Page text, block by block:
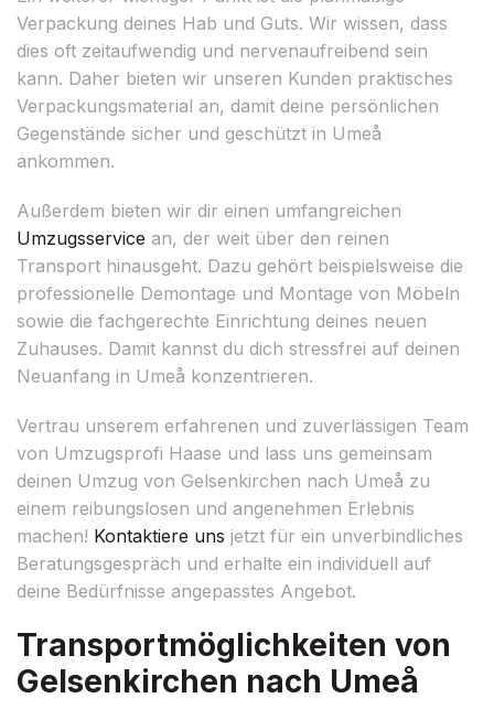
Verpackung deines Hab und Guts. Wir wissen, dass
dies oft zeitaufwendig und nervenaufreibend sein
kann. Daher bieten wir unseren Kunden praktisches
Verpackungsmaterial an, damit deine persönlichen
Gegenstände sicher und geschützt in Umeå
ankommen.
Außerdem bieten wir dir einen umfangreichen
Umzugsservice an, der weit über den reinen
Transport hinausgeht. Dazu gehört beispielsweise die
professionelle Demontage und Montage von Möbeln
sowie die fachgerechte Einrichtung deines neuen
Zuhauses. Damit kannst du dich stressfrei auf deinen
Neuanfang in Umeå konzentrieren.
Vertrau unserem erfahrenen und zuverlässigen Team
von Umzugsprofi Haase und lass uns gemeinsam
deinen Umzug von Gelsenkirchen nach Umeå zu
einem reibungslosen und angenehmen Erlebnis
machen! Kontaktiere uns jetzt für ein unverbindliches
Beratungsgespräch und erhalte ein individuell auf
deine Bedürfnisse angepasstes Angebot.
Transportmöglichkeiten von
Gelsenkirchen nach Umeå